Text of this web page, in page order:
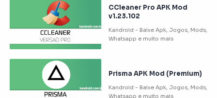
CCleaner Pro APK Mod
v1.23.102
Prisma APK Mod (Premium)